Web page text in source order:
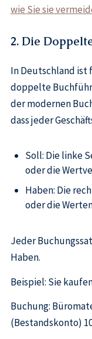
wie Sie sie
2. Die
In Deutschland ist
doppelte
der modernen
dass jeder
​Soll: Die linke
oder die
​Haben: Die
oder die
​Jeder
Haben.
​Beispiel: Sie
Buchung:
(Bestandskonto)